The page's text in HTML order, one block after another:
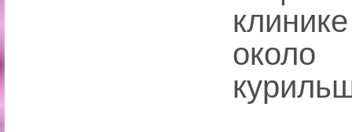
около